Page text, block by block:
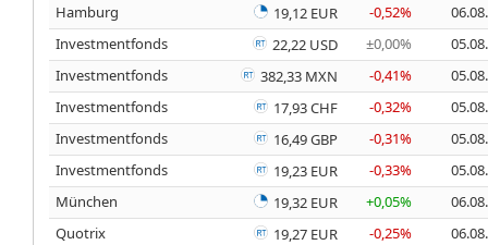
Hamburg
19,12 EUR -0,52%
Investmentfonds
22,22 USD ±0,00%
Investmentfonds
382,33 MXN -0,41%
Investmentfonds
17,93 CHF -0,32%
Investmentfonds
16,49 GBP -0,31%
Investmentfonds
19,23 EUR -0,33%
München
19,32 EUR +0,05%
Quotrix
19,27 EUR -0,25%